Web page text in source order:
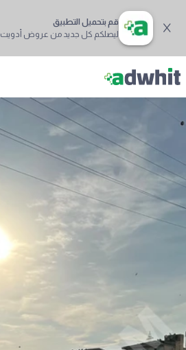
قم بتحميل التطبيق
ليصلكم كل جديد من عروض أدويت